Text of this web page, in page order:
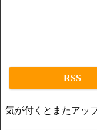
RSS
気が付くとまたアッ